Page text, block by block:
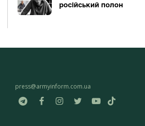
російський полон
press@armyinform.com.ua